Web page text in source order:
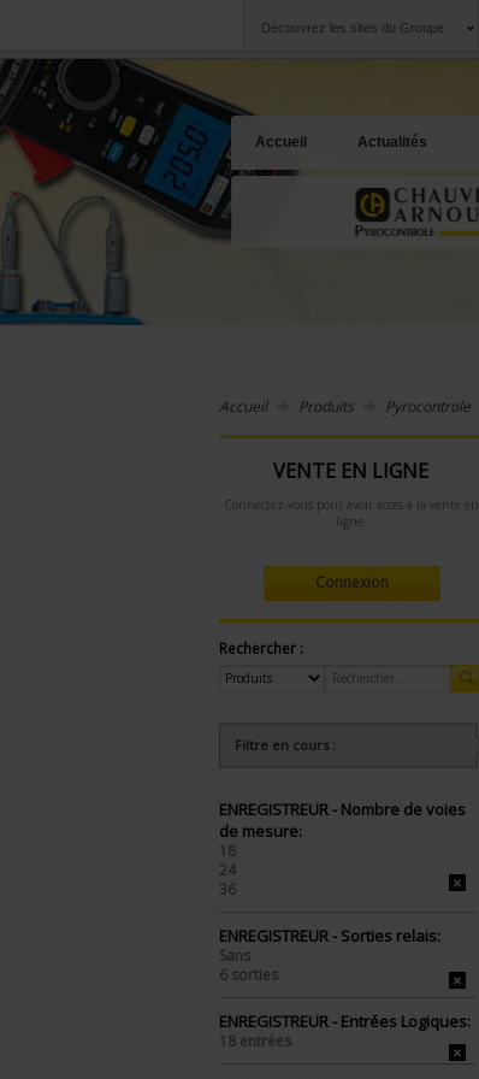
Découvrez les sites du Groupe
Accueil Actualités
Accueil Produits Pyrocontrole
VENTE EN LIGNE
Connectez-vous pour avoir accès à la vente en
ligne.
Connexion
Rechercher :
Filtre en cours :
ENREGISTREUR - Nombre de voies
de mesure:
18
24
36
ENREGISTREUR - Sorties relais:
Sans
6 sorties
ENREGISTREUR - Entrées Logiques:
18 entrées